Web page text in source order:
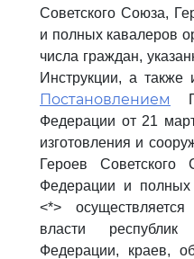
Советского Союза,
и полных кавалеров
числа граждан,
Инструкции, а также
Постановлением
Федерации от 21
изготовления и
Героев Советского
Федерации и
<*> осуществляется
власти
Федерации, краев,